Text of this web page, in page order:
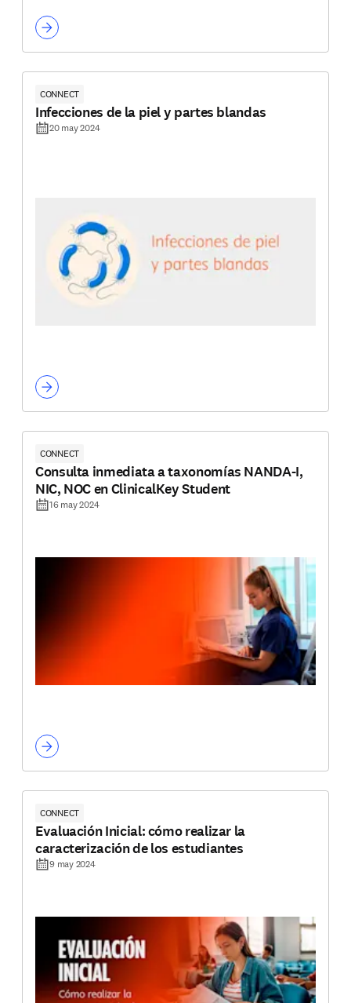
CONNECT
Infecciones de la piel y partes blandas
20 may 2024
CONNECT
Consulta inmediata a taxonomías NANDA-I,
NIC, NOC en ClinicalKey Student
16 may 2024
CONNECT
Evaluación Inicial: cómo realizar la
caracterización de los estudiantes
9 may 2024